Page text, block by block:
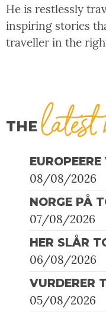
He is restlessly
inspiring stories
traveller in the
THElatest
08/08/2026
NORGE PÅ
07/08/2026
HER SLÅR
06/08/2026
VURDERER
05/08/2026